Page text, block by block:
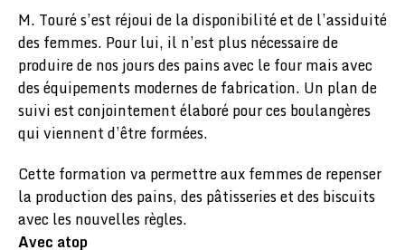
M. Touré s’est réjoui de la disponibilité et de l’assiduité
des femmes. Pour lui, il n’est plus nécessaire de
produire de nos jours des pains avec le four mais avec
des équipements modernes de fabrication. Un plan de
suivi est conjointement élaboré pour ces boulangères
qui viennent d’être formées.
Cette formation va permettre aux femmes de repenser
la production des pains, des pâtisseries et des biscuits
avec les nouvelles règles.
Avec atop